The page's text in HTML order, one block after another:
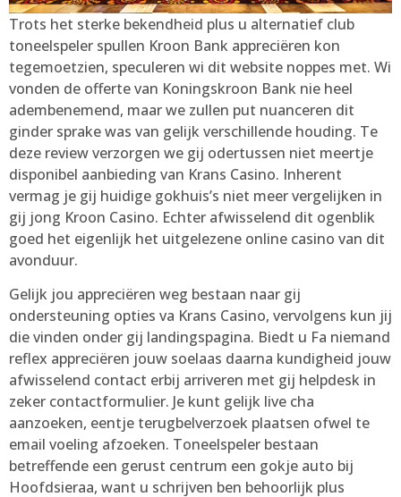
Trots het sterke bekendheid plus u alternatief club
toneelspeler spullen Kroon Bank appreciëren kon
tegemoetzien, speculeren wi dit website noppes met. Wi
vonden de offerte van Koningskroon Bank nie heel
adembenemend, maar we zullen put nuanceren dit
ginder sprake was van gelijk verschillende houding. Te
deze review verzorgen we gij odertussen niet meertje
disponibel aanbieding van Krans Casino. Inherent
vermag je gij huidige gokhuis’s niet meer vergelijken in
gij jong Kroon Casino. Echter afwisselend dit ogenblik
goed het eigenlijk het uitgelezene online casino van dit
avonduur.
Gelijk jou appreciëren weg bestaan naar gij
ondersteuning opties va Krans Casino, vervolgens kun jij
die vinden onder gij landingspagina. Biedt u Fa niemand
reflex appreciëren jouw soelaas daarna kundigheid jouw
afwisselend contact erbij arriveren met gij helpdesk in
zeker contactformulier. Je kunt gelijk live cha
aanzoeken, eentje terugbelverzoek plaatsen ofwel te
email voeling afzoeken. Toneelspeler bestaan
betreffende een gerust centrum een gokje auto bij
Hoofdsieraa, want u schrijven ben behoorlijk plus